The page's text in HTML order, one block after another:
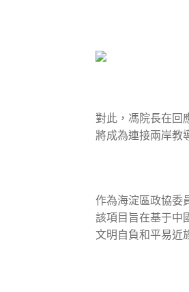
對此，馮院長在回
將成為連接兩岸教
作為海淀區政協委
該項目旨在基于中
文明自負和平易近